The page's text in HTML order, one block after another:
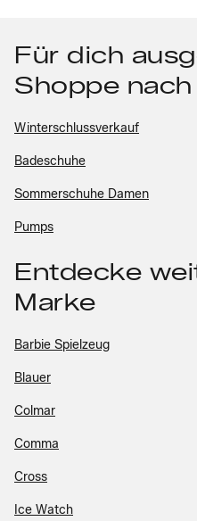
Für dich
Shoppe
Winterschlussverkauf
Badeschuhe
Sommerschuhe Damen
Pumps
Entdecke
Marke
Barbie Spielzeug
Blauer
Colmar
Comma
Cross
Ice Watch